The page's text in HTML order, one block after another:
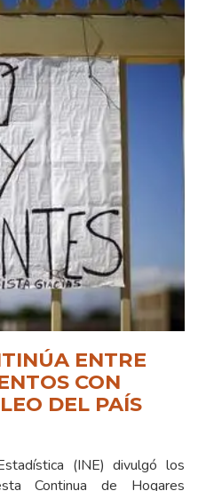
ENTRE
CON
DEL PAÍS
(INE) divulgó los
Continua de Hogares